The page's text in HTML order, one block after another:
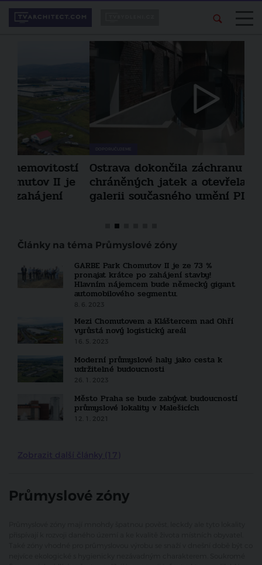
Ostrava dokončila záchranu památkově
chráněných jatek a otevřela v nich
galerii současného umění PLATO
Články na téma Průmyslové zóny
GARBE Park Chomutov II je ze 73 %
pronajat krátce po zahájení stavby!
Hlavním nájemcem bude německý gigant
automobilového segmentu.
8. 6. 2023
Mezi Chomutovem a Kláštercem nad Ohří
vyrůstá nový logistický areál
16. 5. 2023
Moderní průmyslové haly jako cesta k
udržitelné budoucnosti
26. 1. 2023
Město Praha se bude zabývat budoucností
průmyslové lokality v Malešicích
12. 1. 2021
Zobrazit další články (17)
Průmyslové zóny